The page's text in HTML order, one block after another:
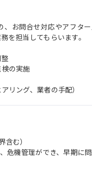
お問合せ対応やアフタ
を担当してもらいます。
の実施
リング、業者の手配）
む）
機管理ができ、早期に